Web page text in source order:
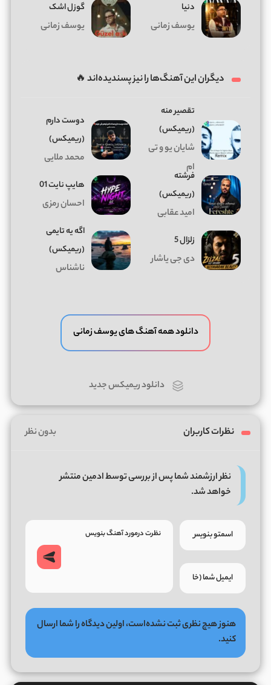
دنیا
یوسف زمانی
گوزل اشک
یوسف زمانی
دیگران این آهنگ‌ها را نیز پسندیده‌اند 🔥
تقصیر منه
(ریمیکس)
شایان یو و تی
ام
دوﺳﺖ دارم
(ریمیکس)
محمد ملایی
فرشته
(ریمیکس)
امید عقابی
هایپ نایت 01
احسان رمزی
زلزال 5
دی جی یاشار
اگه یه تایمی
(ریمیکس)
ناشناس
دانلود همه آهنگ های یوسف زمانی
دانلود ریمیکس جدید
نظرات کاربران بدون نظر
نظر ارزشمند شما پس از بررسی توسط ادمین منتشر
خواهد شد.
هنوز هیچ نظری ثبت نشده‌است، اولین دیدگاه را شما ارسال
کنید.